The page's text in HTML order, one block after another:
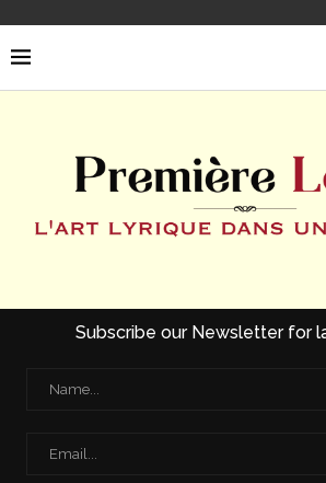
Subscribe our Newsletter for